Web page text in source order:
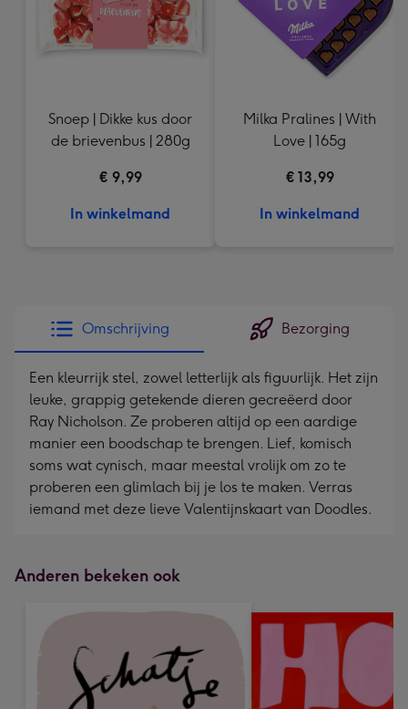
Snoep | Dikke kus door
de brievenbus | 280g
€ 9,99
In winkelmand
Milka Pralines | With
Love | 165g
€ 13,99
In winkelmand
Omschrijving Bezorging
Een kleurrijk stel, zowel letterlijk als figuurlijk. Het zijn
leuke, grappig getekende dieren gecreëerd door
Ray Nicholson. Ze proberen altijd op een aardige
manier een boodschap te brengen. Lief, komisch
soms wat cynisch, maar meestal vrolijk om zo te
proberen een glimlach bij je los te maken. Verras
iemand met deze lieve Valentijnskaart van Doodles.
Anderen bekeken ook